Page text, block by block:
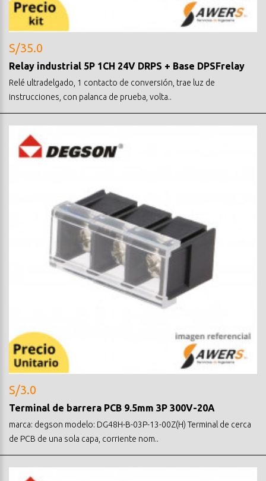
S/35.0
Relay industrial 5P 1CH 24V DRPS + Base DPSFrelay
Relé ultradelgado, 1 contacto de conversión, trae luz de
instrucciones, con palanca de prueba, volta..
S/3.0
Terminal de barrera PCB 9.5mm 3P 300V-20A
marca: degson modelo: DG48H-B-03P-13-00Z(H) Terminal de cerca
de PCB de una sola capa, corriente nom..